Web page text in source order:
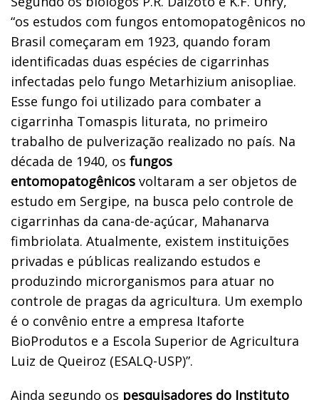
“os estudos com fungos entomopatogênicos no
Brasil começaram em 1923, quando foram
identificadas duas espécies de cigarrinhas
infectadas pelo fungo Metarhizium anisopliae.
Esse fungo foi utilizado para combater a
cigarrinha Tomaspis liturata, no primeiro
trabalho de pulverização realizado no país. Na
década de 1940, os fungos
entomopatogênicos voltaram a ser objetos de
estudo em Sergipe, na busca pelo controle de
cigarrinhas da cana-de-açúcar, Mahanarva
fimbriolata. Atualmente, existem instituições
privadas e públicas realizando estudos e
produzindo microrganismos para atuar no
controle de pragas da agricultura. Um exemplo
é o convênio entre a empresa Itaforte
BioProdutos e a Escola Superior de Agricultura
Luiz de Queiroz (ESALQ-USP)”.
Ainda segundo os pesquisadores do Instituto